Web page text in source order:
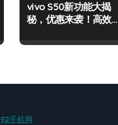
vivo S50新功能大揭
秘，优惠来袭！高效玩
92手机网